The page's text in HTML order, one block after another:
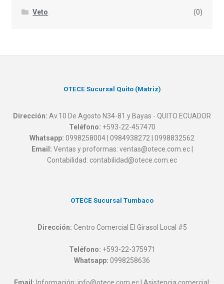
Veto (0)
OTECE Sucursal Quito (Matriz)
Dirección: Av.10 De Agosto N34-81 y Bayas - QUITO ECUADOR
Teléfono: +593-22-457470
Whatsapp: 0998258004 | 0984938272 | 0998832562
Email: Ventas y proformas: ventas@otece.com.ec |
Contabilidad: contabilidad@otece.com.ec
OTECE Sucursal Tumbaco
Dirección: Centro Comercial El Girasol Local #5
Teléfono: +593-22-375971
Whatsapp: 0998258636